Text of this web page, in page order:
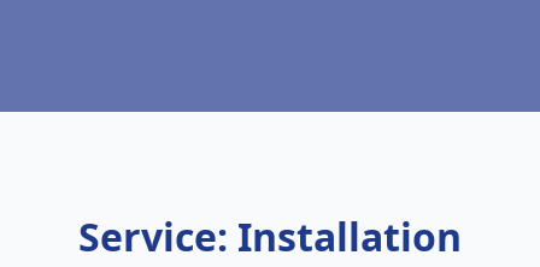
Service: Installation